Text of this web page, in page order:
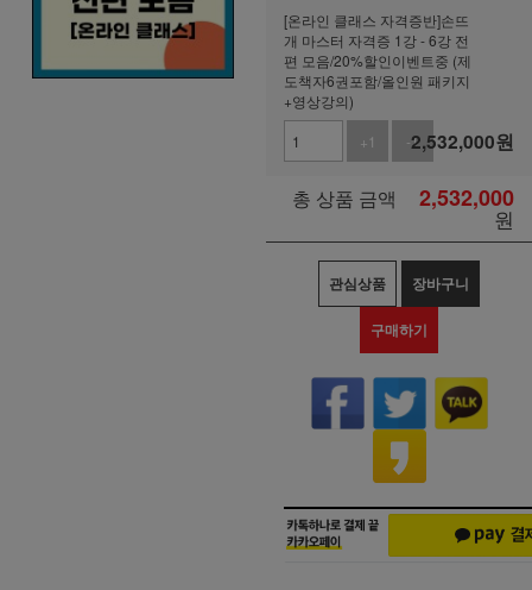
[온라인 클래스 자격증반]손뜨
개 마스터 자격증 1강 - 6강 전
편 모음/20%할인이벤트중 (제
도책자6권포함/올인원 패키지
+영상강의)
+1
-12,532,000원
총 상품 금액 2,532,000
원
관심상품 장바구니
구매하기